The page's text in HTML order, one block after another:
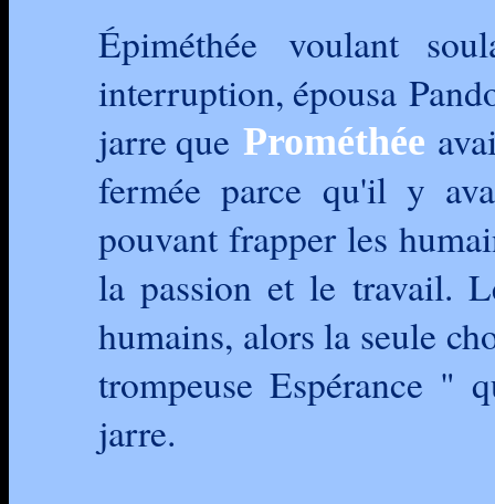
Épiméthée voulant
interruption, épousa
jarre que Prométhée
fermée parce qu'il y
pouvant frapper les
la passion et le travail.
humains, alors la seule
trompeuse Espérance "
jarre.